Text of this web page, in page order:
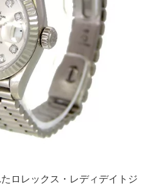
ロレックス・レディデイトジ